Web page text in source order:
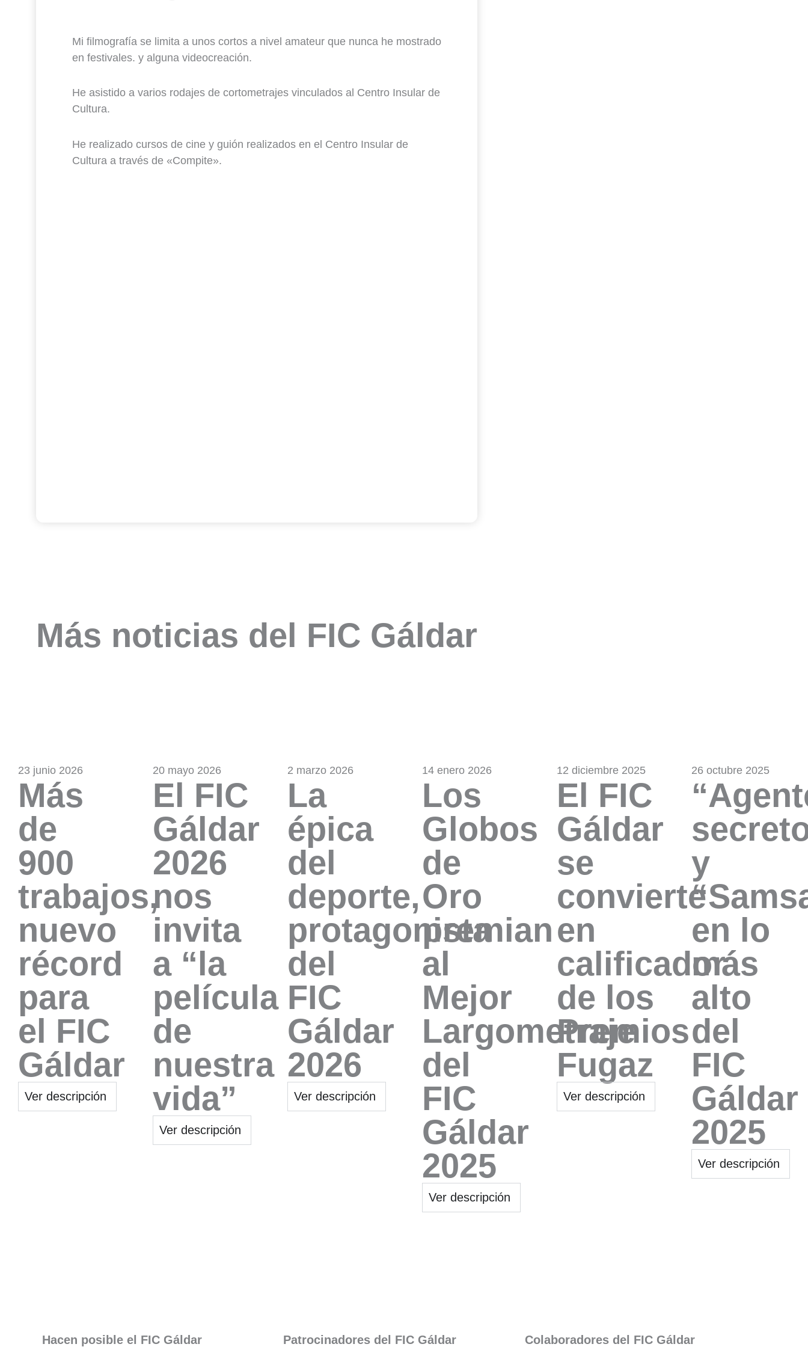
Mi filmografía se limita a unos cortos a nivel amateur que nunca he mostrado
en festivales. y alguna videocreación.
He asistido a varios rodajes de cortometrajes vinculados al Centro Insular de
Cultura.
He realizado cursos de cine y guión realizados en el Centro Insular de
Cultura a través de «Compite».
Más noticias del FIC Gáldar
23 junio 2026
Más
de
900
trabajos,
nuevo
récord
para
el FIC
Gáldar
Ver descripción
20 mayo 2026
El FIC
Gáldar
2026
nos
invita
a “la
película
de
nuestra
vida”
Ver descripción
2 marzo 2026
La
épica
del
deporte,
protagonista
del
FIC
Gáldar
2026
Ver descripción
14 enero 2026
Los
Globos
de
Oro
premian
al
Mejor
Largometraje
del
FIC
Gáldar
2025
Ver descripción
12 diciembre 2025
El FIC
Gáldar
se
convierte
en
calificador
de los
Premios
Fugaz
Ver descripción
26 octubre 2025
y
en lo
más
alto
del
FIC
Gáldar
2025
Ver descripción
Hacen posible el FIC Gáldar Patrocinadores del FIC Gáldar​ Colaboradores del FIC Gáldar